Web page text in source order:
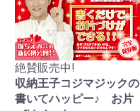
絶賛販売中!
収納王子コジマジックの
書いてハッピー♪ お片